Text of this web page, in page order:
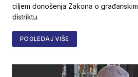
ciljem donošenja Zakona o
distriktu.
POGLEDAJ VIŠE